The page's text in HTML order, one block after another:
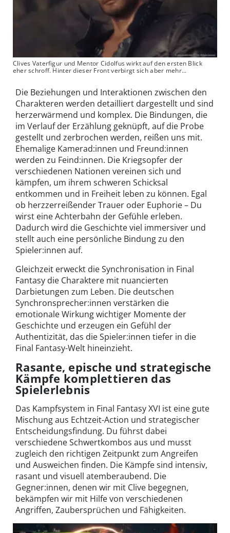
Clives Vaterfigur und Mentor Cidolfus wirkt auf den ersten Blick
eher schroff. Hinter dieser Front verbirgt sich aber mehr...
Die Beziehungen und Interaktionen zwischen den
Charakteren werden detailliert dargestellt und sind
herzerwärmend und komplex. Die Bindungen, die
im Verlauf der Erzählung geknüpft, auf die Probe
gestellt und zerbrochen werden, reißen uns mit.
Ehemalige Kamerad:innen und Freund:innen
werden zu Feind:innen. Die Kriegsopfer der
verschiedenen Nationen vereinen sich und
kämpfen, um ihrem schweren Schicksal
entkommen und in Freiheit leben zu können. Egal
ob herzzerreißender Trauer oder Euphorie – Du
wirst eine Achterbahn der Gefühle erleben.
Dadurch wird die Geschichte viel immersiver und
stellt auch eine persönliche Bindung zu den
Spieler:innen auf.
Gleichzeit erweckt die Synchronisation in Final
Fantasy die Charaktere mit nuancierten
Darbietungen zum Leben. Die deutschen
Synchronsprecher:innen verstärken die
emotionale Wirkung wichtiger Momente der
Geschichte und erzeugen ein Gefühl der
Authentizität, das die Spieler:innen tiefer in die
Final Fantasy-Welt hineinzieht.
Rasante, epische und strategische
Kämpfe komplettieren das
Spielerlebnis
Das Kampfsystem in Final Fantasy XVI ist eine gute
Mischung aus Echtzeit-Action und strategischer
Entscheidungsfindung. Du führst dabei
verschiedene Schwertkombos aus und musst
zugleich den richtigen Zeitpunkt zum Angreifen
und Ausweichen finden. Die Kämpfe sind intensiv,
rasant und visuell atemberaubend. Die
Gegner:innen, denen wir mit Clive begegnen,
bekämpfen wir mit Hilfe von verschiedenen
Angriffen, Zaubersprüchen und Fähigkeiten.